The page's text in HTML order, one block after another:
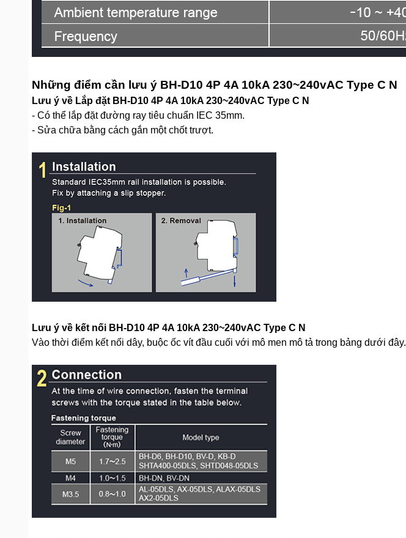
Những điểm cần lưu ý BH-D10 4P 4A 10kA 230~240vAC Type C N
Lưu ý về Lắp đặt BH-D10 4P 4A 10kA 230~240vAC Type C N
- Có thể lắp đặt đường ray tiêu chuẩn IEC 35mm.
- Sửa chữa bằng cách gắn một chốt trượt.
Lưu ý về kết nối BH-D10 4P 4A 10kA 230~240vAC Type C N
Vào thời điểm kết nối dây, buộc ốc vít đầu cuối với mô men mô tả trong bảng dưới đây.